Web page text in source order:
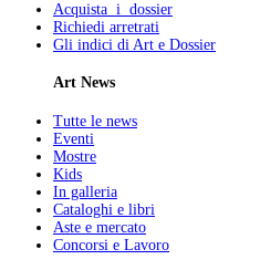
Acquista i dossier
Richiedi arretrati
Gli indici di Art e Dossier
Art News
Tutte le news
Eventi
Mostre
Kids
In galleria
Cataloghi e libri
Aste e mercato
Concorsi e Lavoro